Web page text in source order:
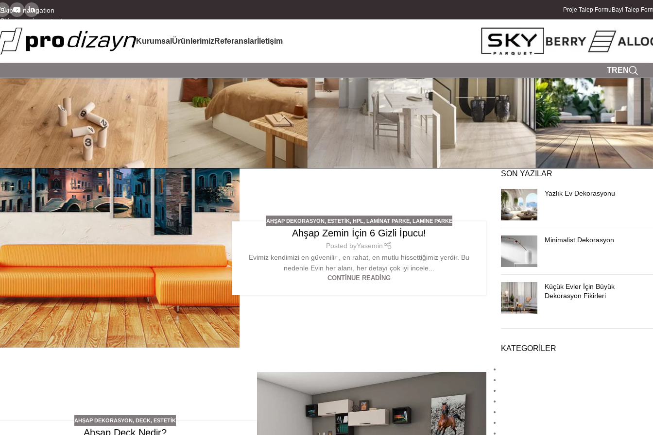
Skip to navigation
Skip to main content
Proje Talep Formu Bayi Talep
Kurumsal ÜrünlerimizReferanslar İletişim
TR EN
AHŞAP DEKORASYON, ESTETIK, HPL, LAMINAT PARKE, LAMINE PARKE
Ahşap Zemin İçin 6 Gizli İpucu!
Posted byYasemin
Evimiz kendimizi en güvenilir , en rahat, en mutlu hissettiğimiz yerdir. Bu
nedenle Evin her alanı, her detayı çok iyi incele...
CONTINUE READING
AHŞAP DEKORASYON, DECK, ESTETIK
Ahşap Deck Nedir?
SON YAZILAR
Yazlık Ev Dekorasyonu
Minimalist Dekorasyon
Küçük Evler İçin Büyük
Dekorasyon Fikirleri
KATEGORILER